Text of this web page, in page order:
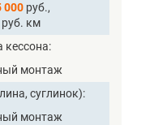
000 руб.,
руб. км
кессона
монтаж
суглинок)
монтаж